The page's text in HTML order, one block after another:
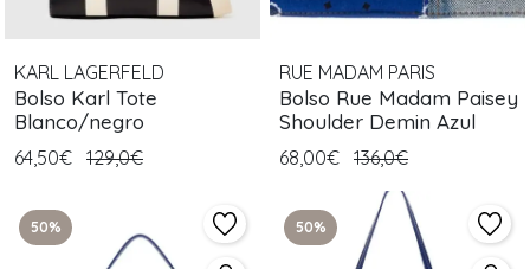
KARL LAGERFELD
Bolso Karl Tote
Blanco/negro
64,50€ 129,0€
RUE MADAM PARIS
Bolso Rue Madam Paisey
Shoulder Demin Azul
68,00€ 136,0€
50% 50%